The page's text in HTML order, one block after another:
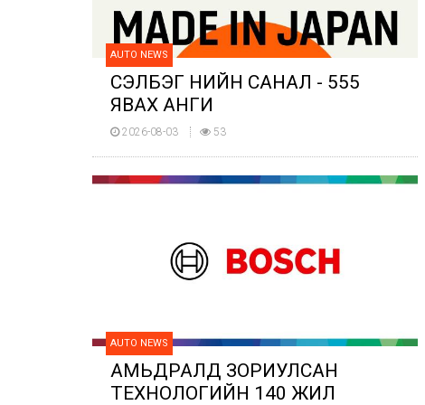
AUTO NEWS
СЭЛБЭГ ҮНИЙН САНАЛ - 555
ЯВАХ АНГИ
2026-08-03 53
AUTO NEWS
АМЬДРАЛД ЗОРИУЛСАН
ТЕХНОЛОГИЙН 140 ЖИЛ